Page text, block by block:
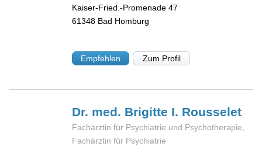
Kaiser-Fried.-Promenade 47
61348 Bad Homburg
Empfehlen Zum Profil
Dr. med. Brigitte I. Rousselet
Fachärztin für Psychiatrie und Psychotherapie,
Fachärztin für Psychiatrie